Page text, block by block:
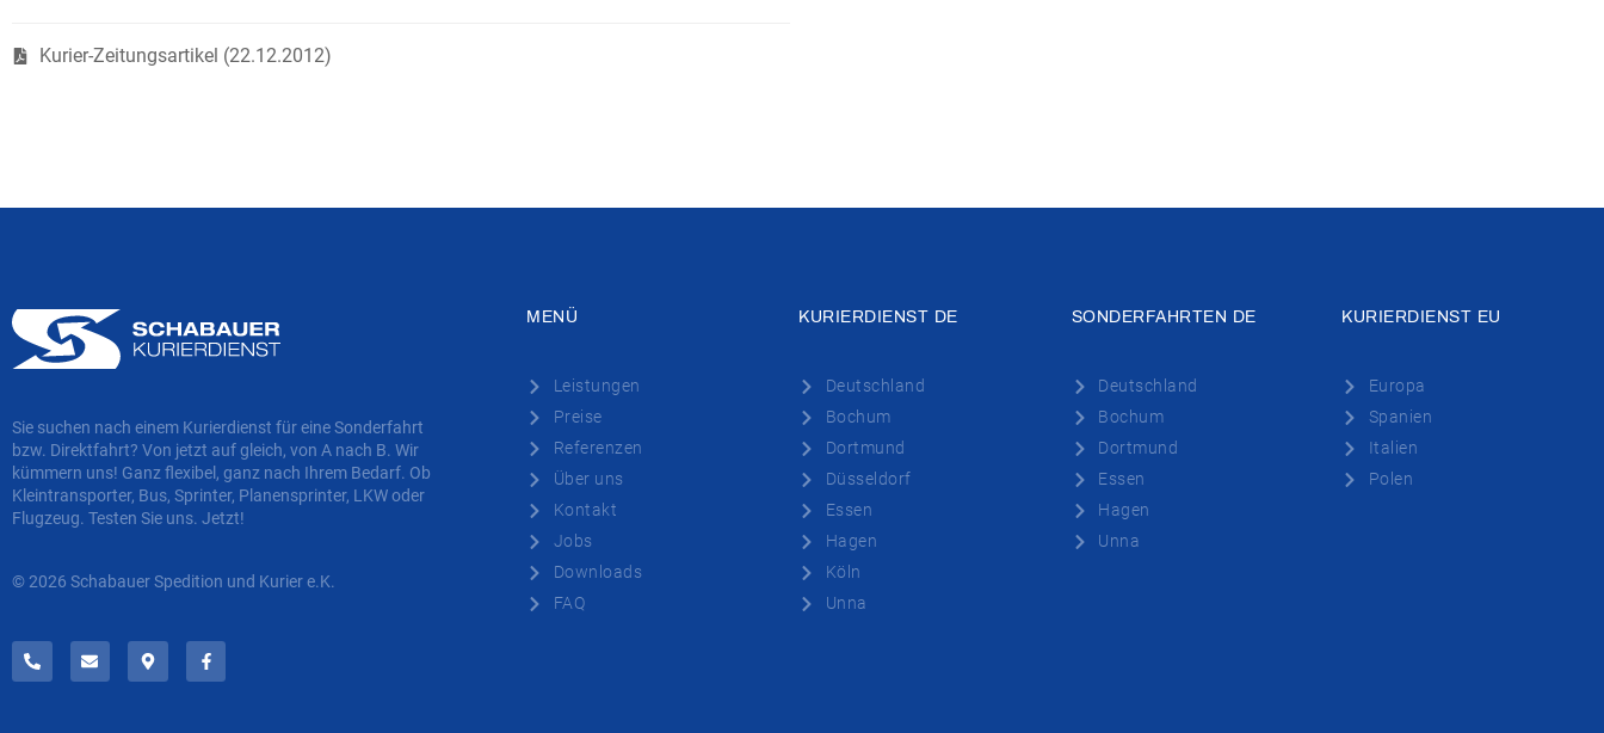
Kurier-Zeitungsartikel (22.12.2012)
Sie suchen nach einem Kurierdienst für eine Sonderfahrt
bzw. Direktfahrt? Von jetzt auf gleich, von A nach B. Wir
kümmern uns! Ganz flexibel, ganz nach Ihrem Bedarf. Ob
Kleintransporter, Bus, Sprinter, Planensprinter, LKW oder
Flugzeug. Testen Sie uns. Jetzt!
© 2026 Schabauer Spedition und Kurier e.K.
MENÜ
Leistungen
Preise
Referenzen
Über uns
Kontakt
Jobs
Downloads
FAQ
KURIERDIENST DE
Deutschland
Bochum
Dortmund
Düsseldorf
Essen
Hagen
Köln
Unna
SONDERFAHRTEN DE
Deutschland
Bochum
Dortmund
Essen
Hagen
Unna
KURIERDIENST EU
Europa
Spanien
Italien
Polen